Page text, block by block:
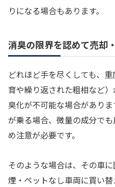
りになる場合もあります。
消臭の限界を認めて売却
どれほど手を尽くしても、
育や繰り返された粗相など
臭化が不可能な場合があり
が乗る場合、微量の成分で
め注意が必要です。
そのような場合は、その車
煙・ペットなし車両に買い